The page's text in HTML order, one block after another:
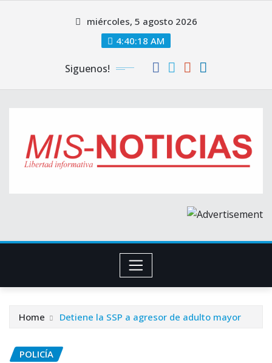
miércoles, 5 agosto 2026
4:40:19 AM
Siguenos!
Home Detiene la SSP a agresor de adulto mayor
POLICÍA